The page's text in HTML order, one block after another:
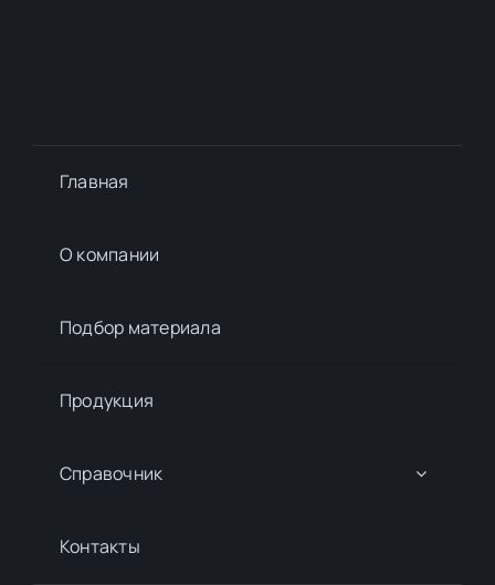
Главная
О компании
Подбор материалa
Продукция
Справочник
Контакты